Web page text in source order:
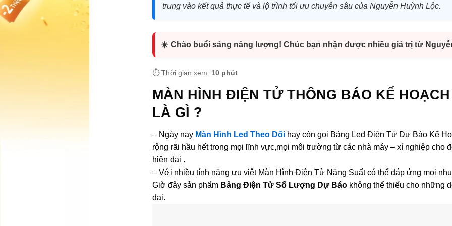
trung vào kết quả thực tế và lộ trình tối ưu chuyên sâu của Nguyễn Huỳnh Lộc.
☀️ Chào buổi sáng năng lượng! Chúc bạn nhận được nhiều giá trị từ
⏱️ Thời gian xem: 10 phút
MÀN HÌNH ĐIỆN TỬ THÔNG BÁO KẾ
LÀ GÌ ?
– Ngày nay Màn Hình Led Theo Dõi hay còn gọi Bảng Led Điện Tử Dự Báo Kế
rộng rãi hầu hết trong mọi lĩnh vực,mọi môi trường từ các nhà máy – xí nghiệp cho
hiện đại .
– Với nhiều tính năng ưu việt Màn Hình Điện Tử Năng Suất có thể đáp ứng mọi
Giờ đây sản phẩm Bảng Điện Tử Số Lượng Dự Báo không thể thiếu cho những
đại.